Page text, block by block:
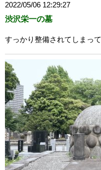
2022/05/06 12:29:27
渋沢栄一の墓
すっかり整備されてしまって